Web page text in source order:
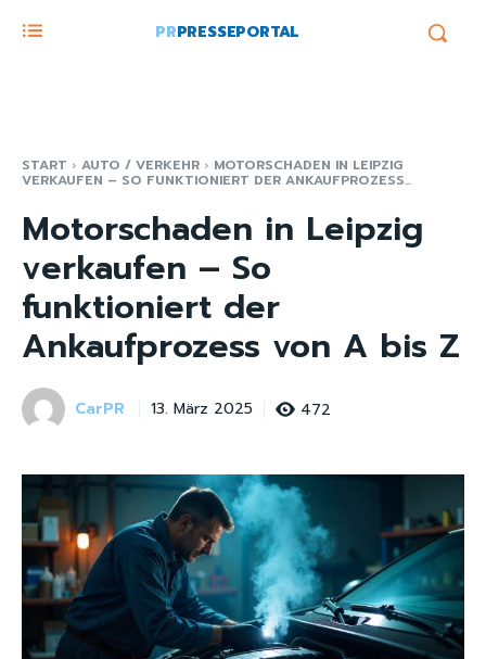
PRPRESSEPORTAL
START AUTO / VERKEHR MOTORSCHADEN IN LEIPZIG
VERKAUFEN – SO FUNKTIONIERT DER ANKAUFPROZESS...
Motorschaden in Leipzig
verkaufen – So
funktioniert der
Ankaufprozess von A bis Z
CarPR 13. März 2025 472